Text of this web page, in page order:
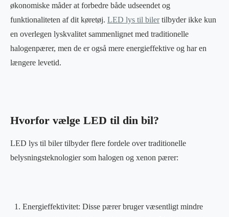
økonomiske måder at forbedre både udseendet og
funktionaliteten af dit køretøj. LED lys til bilertilbyder ikke kun
en overlegen lyskvalitet sammenlignet med traditionelle
halogenpærer, men de er også mere energieffektive og har en
længere levetid.
Hvorfor vælge LED til din bil?
LED lys til biler tilbyder flere fordele over traditionelle
belysningsteknologier som halogen og xenon pærer:
Energieffektivitet: Disse pærer bruger væsentligt mindre